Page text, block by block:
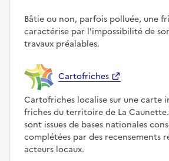
Bâtie ou non, parfois polluée, une
caractérise par l'impossibilité de
travaux préalables.
Cartofriches
Cartofriches localise sur une carte
friches du territoire de La
sont issues de bases nationales
complétées par des recensements
acteurs locaux.